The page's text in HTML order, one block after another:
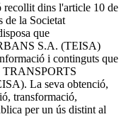
recollit dins l'article 10 de
de la Societat
que
S.A. (TEISA)
i continguts que
TRANSPORTS
La seva obtenció,
transformació,
per un ús distint al